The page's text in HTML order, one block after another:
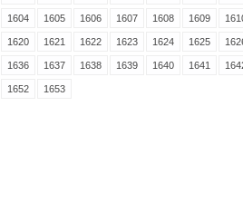
1604 1605 1606 1607 1608 1609
1620 1621 1622 1623 1624 1625
1636 1637 1638 1639 1640 1641
1652 1653